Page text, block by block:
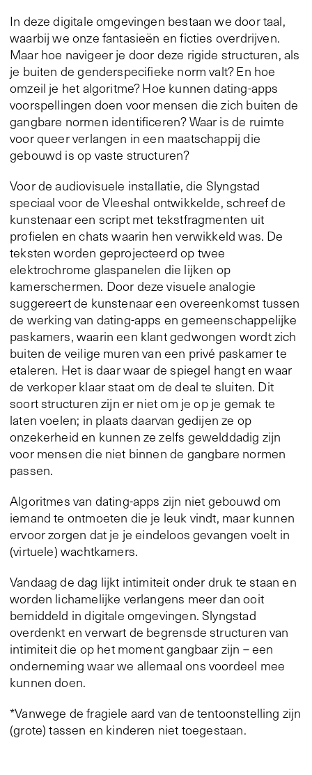
In deze digitale omgevingen bestaan we door taal,
waarbij we onze fantasieën en ficties overdrijven.
Maar hoe navigeer je door deze rigide structuren, als
je buiten de genderspecifieke norm valt? En hoe
omzeil je het algoritme? Hoe kunnen dating-apps
voorspellingen doen voor mensen die zich buiten de
gangbare normen identificeren? Waar is de ruimte
voor queer verlangen in een maatschappij die
gebouwd is op vaste structuren?
Voor de audiovisuele installatie, die Slyngstad
speciaal voor de Vleeshal ontwikkelde, schreef de
kunstenaar een script met tekstfragmenten uit
profielen en chats waarin hen verwikkeld was. De
teksten worden geprojecteerd op twee
elektrochrome glaspanelen die lijken op
kamerschermen. Door deze visuele analogie
suggereert de kunstenaar een overeenkomst tussen
de werking van dating-apps en gemeenschappelijke
paskamers, waarin een klant gedwongen wordt zich
buiten de veilige muren van een privé paskamer te
etaleren. Het is daar waar de spiegel hangt en waar
de verkoper klaar staat om de deal te sluiten. Dit
soort structuren zijn er niet om je op je gemak te
laten voelen; in plaats daarvan gedijen ze op
onzekerheid en kunnen ze zelfs gewelddadig zijn
voor mensen die niet binnen de gangbare normen
passen.
Algoritmes van dating-apps zijn niet gebouwd om
iemand te ontmoeten die je leuk vindt, maar kunnen
ervoor zorgen dat je je eindeloos gevangen voelt in
(virtuele) wachtkamers.
Vandaag de dag lijkt intimiteit onder druk te staan en
worden lichamelijke verlangens meer dan ooit
bemiddeld in digitale omgevingen. Slyngstad
overdenkt en verwart de begrensde structuren van
intimiteit die op het moment gangbaar zijn – een
onderneming waar we allemaal ons voordeel mee
kunnen doen.
*Vanwege de fragiele aard van de tentoonstelling zijn
(grote) tassen en kinderen niet toegestaan.